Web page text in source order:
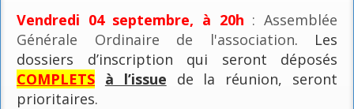
Vendredi 04 septembre, à 20h : Assemblée
Générale Ordinaire de l'association. Les
dossiers d’inscription qui seront déposés
COMPLETS à l’issue de la réunion, seront
prioritaires.